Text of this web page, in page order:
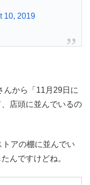
10, 2019
んから「11月29日に
店頭に並んでいるの
アの棚に並んでい
んですけどね。